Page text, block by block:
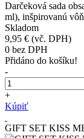
Darčeková sada
ml), inšpirovanú
Skladom
9,95 € (vč. DPH)
0 bez DPH
Přidáno do košíku!
-
+
Kúpiť
GIFT SET KISS